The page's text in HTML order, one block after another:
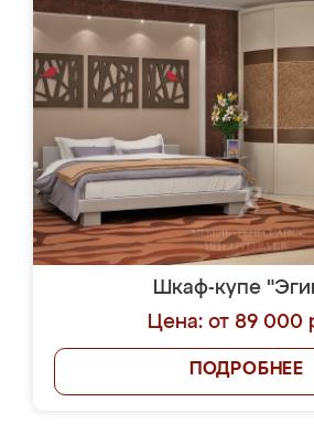
Шкаф-купе
Цена: от 89 000
ПОДРОБНЕЕ